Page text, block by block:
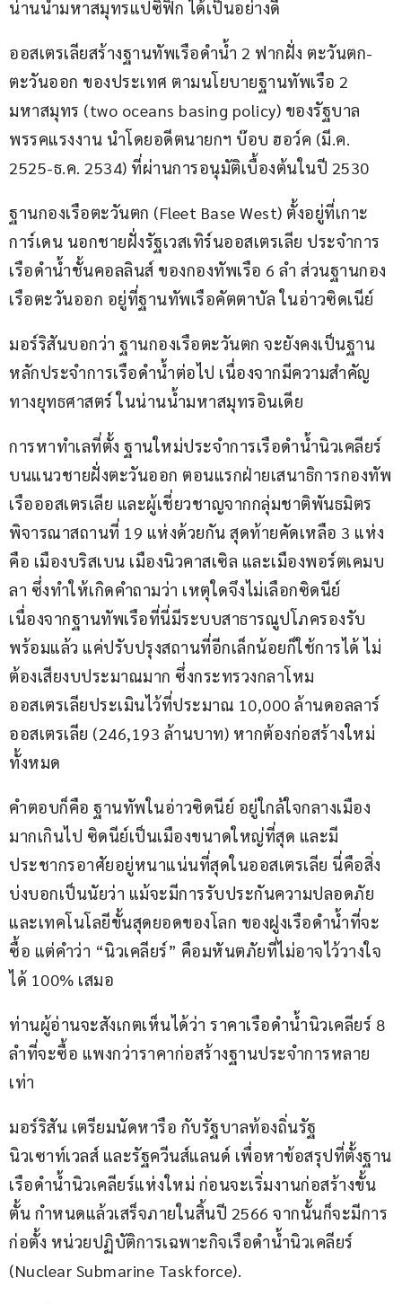
น่านน้ำมหาสมุทรแปซิฟิก ได้เป็นอย่างดี
ออสเตรเลียสร้างฐานทัพเรือดำน้ำ 2 ฟากฝั่ง ตะวันตก-
ตะวันออก ของประเทศ ตามนโยบายฐานทัพเรือ 2
มหาสมุทร (two oceans basing policy) ของรัฐบาล
พรรคแรงงาน นำโดยอดีตนายกฯ บ๊อบ ฮอว์ค (มี.ค.
2525-ธ.ค. 2534) ที่ผ่านการอนุมัติเบื้องต้นในปี 2530
ฐานกองเรือตะวันตก (Fleet Base West) ตั้งอยู่ที่เกาะ
การ์เดน นอกชายฝั่งรัฐเวสเทิร์นออสเตรเลีย ประจำการ
เรือดำน้ำชั้นคอลลินส์ ของกองทัพเรือ 6 ลำ ส่วนฐานกอง
เรือตะวันออก อยู่ที่ฐานทัพเรือคัตตาบัล ในอ่าวซิดเนีย์
มอร์ริสันบอกว่า ฐานกองเรือตะวันตก จะยังคงเป็นฐาน
หลักประจำการเรือดำน้ำต่อไป เนื่องจากมีความสำคัญ
ทางยุทธศาสตร์ ในน่านน้ำมหาสมุทรอินเดีย
การหาทำเลที่ตั้ง ฐานใหม่ประจำการเรือดำน้ำนิวเคลียร์
บนแนวชายฝั่งตะวันออก ตอนแรกฝ่ายเสนาธิการกองทัพ
เรือออสเตรเลีย และผู้เชี่ยวชาญจากกลุ่มชาติพันธมิตร
พิจารณาสถานที่ 19 แห่งด้วยกัน สุดท้ายคัดเหลือ 3 แห่ง
คือ เมืองบริสเบน เมืองนิวคาสเซิล และเมืองพอร์ตเคมบ
ลา ซึ่งทำให้เกิดคำถามว่า เหตุใดจึงไม่เลือกซิดนีย์
เนื่องจากฐานทัพเรือที่นี่มีระบบสาธารณูปโภครองรับ
พร้อมแล้ว แค่ปรับปรุงสถานที่อีกเล็กน้อยก็ใช้การได้ ไม่
ต้องเสียงบประมาณมาก ซึ่งกระทรวงกลาโหม
ออสเตรเลียประเมินไว้ที่ประมาณ 10,000 ล้านดอลลาร์
ออสเตรเลีย (246,193 ล้านบาท) หากต้องก่อสร้างใหม่
ทั้งหมด
คำตอบก็คือ ฐานทัพในอ่าวซิดนีย์ อยู่ใกล้ใจกลางเมือง
มากเกินไป ซิดนีย์เป็นเมืองขนาดใหญ่ที่สุด และมี
ประชากรอาศัยอยู่หนาแน่นที่สุดในออสเตรเลีย นี่คือสิ่ง
บ่งบอกเป็นนัยว่า แม้จะมีการรับประกันความปลอดภัย
และเทคโนโลยีขั้นสุดยอดของโลก ของฝูงเรือดำน้ำที่จะ
ซื้อ แต่คำว่า​ “นิวเคลียร์” คือมหันตภัยที่ไม่อาจไว้วางใจ
ได้ 100% เสมอ
ท่านผู้อ่านจะสังเกตเห็นได้ว่า ราคาเรือดำน้ำนิวเคลียร์ 8
ลำที่จะซื้อ แพงกว่าราคาก่อสร้างฐานประจำการหลาย
เท่า
มอร์ริสัน​ เตรียมนัดหารือ กับรัฐบาลท้องถิ่นรัฐ
นิวเซาท์เวลส์ และรัฐควีนส์แลนด์ เพื่อหาข้อสรุปที่ตั้งฐาน
เรือดำน้ำนิวเคลียร์แห่งใหม่ ก่อนจะเริ่มงานก่อสร้างขั้น
ตั้น กำหนดแล้วเสร็จภายในสิ้นปี 2566 จากนั้นก็จะมีการ
ก่อตั้ง หน่วยปฏิบัติการเฉพาะกิจเรือดำน้ำนิวเคลียร์
(Nuclear Submarine Taskforce).